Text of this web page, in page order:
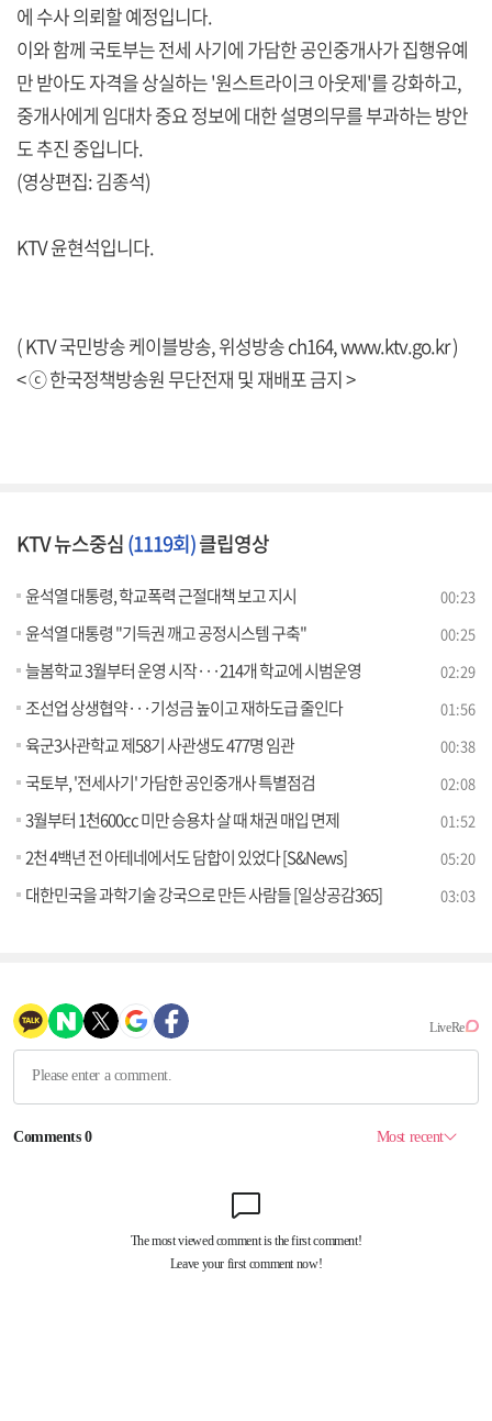
에 수사 의뢰할 예정입니다.
이와 함께 국토부는 전세 사기에 가담한 공인중개사가 집행유예
만 받아도 자격을 상실하는 '원스트라이크 아웃제'를 강화하고,
중개사에게 임대차 중요 정보에 대한 설명의무를 부과하는 방안
도 추진 중입니다.
(영상편집: 김종석)
KTV 윤현석입니다.
( KTV 국민방송 케이블방송, 위성방송 ch164,www.ktv.go.kr)
< ⓒ 한국정책방송원 무단전재 및 재배포 금지 >
KTV 뉴스중심(1119회)클립영상
윤석열 대통령, 학교폭력 근절대책 보고 지시 00:23
윤석열 대통령 "기득권 깨고 공정시스템 구축" 00:25
늘봄학교 3월부터 운영 시작···214개 학교에 시범운영 02:29
조선업 상생협약···기성금 높이고 재하도급 줄인다 01:56
육군3사관학교 제58기 사관생도 477명 임관 00:38
국토부, '전세사기' 가담한 공인중개사 특별점검 02:08
3월부터 1천600cc 미만 승용차 살 때 채권 매입 면제 01:52
2천 4백년 전 아테네에서도 담합이 있었다 [S&News] 05:20
대한민국을 과학기술 강국으로 만든 사람들 [일상공감365] 03:03